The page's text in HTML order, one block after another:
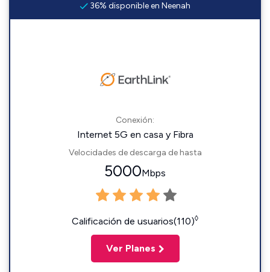
36% disponible en Neenah
Conexión:
Internet 5G en casa y Fibra
Velocidades de descarga de hasta
5000Mbps
Calificación de usuarios(110)◊
Ver Planes